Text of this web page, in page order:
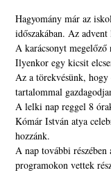
Hagyomány már az
időszakában. Az
A karácsonyt megelőző
Ilyenkor egy kicsit
Az a törekvésünk,
tartalommal
A lelki nap reggel 8
Kómár István atya
hozzánk.
A nap további
programokon vettek